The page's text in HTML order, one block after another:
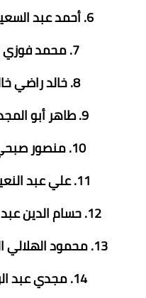
6. أحمد عبد السعيد محمد محمود الجيزة
7. محمد فوزي محمد شعبان الجيزة
8. خالد راضي خالد عبد الحميد الجيزة
9. طاهر أبو المجد أحمد بخيت القليوبية
10. منصور صبحي أمين علي القليوبية
11. علي عبد النعيم علي حسن القليوبية
12. حسام الدين عبد الفتاح سعد نصار الغربية
13. محمود الهلالي الهلالي عبد الصمد الغربية
14. مجدي عبد الرءوف الرفاعي الغربية